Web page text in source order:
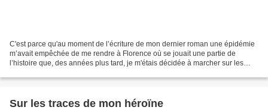
C'est parce qu'au moment de l’écriture de mon dernier roman une épidémie
m’avait empêchée de me rendre à Florence où se jouait une partie de
l’histoire que, des années plus tard, je m'étais décidée à marcher sur les
Sur les traces de mon héroïne